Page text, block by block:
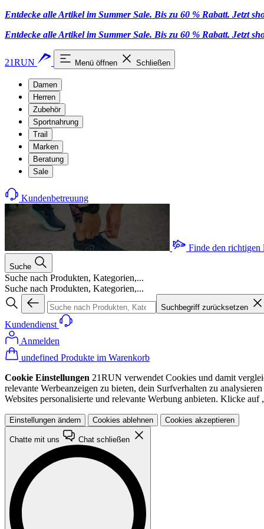
Entdecke alle Artikel im Summer Sale. Bis zu 60 % Rabatt. Jetzt
Entdecke alle Artikel im Summer Sale. Bis zu 60 % Rabatt. Jetzt
21RUN Menü öffnen Schließen
Damen
Herren
Zubehör
Sportnahrung
Trail
Marken
Beratung
Sale
Kundenbetreuung
Finde den richtigen
Suche
Suche nach Produkten, Kategorien,...
Suche nach Produkten, Kategorien,...
Suchbegriff zurücksetzen
Kundendienst
Anmelden
undefined Produkte im Warenkorb
Cookie Einstellungen 21RUN verwendet Cookies und damit
relevante Werbeanzeigen zu bieten, dein Surfverhalten zu
Websites personalisierte und relevante Werbung anbieten. Klicke
Einstellungen ändern Cookies ablehnen Cookies akzeptieren
Chatte mit uns Chat schließen